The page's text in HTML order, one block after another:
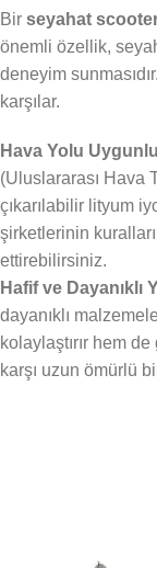
Bir seyahat
önemli özellik,
deneyim
karşılar.
Hava Yolu
(Uluslararası Hava
çıkarılabilir lityum
şirketlerinin
ettirebilirsiniz.
Hafif ve Dayanıklı
dayanıklı
kolaylaştırır hem
karşı uzun ömürlü